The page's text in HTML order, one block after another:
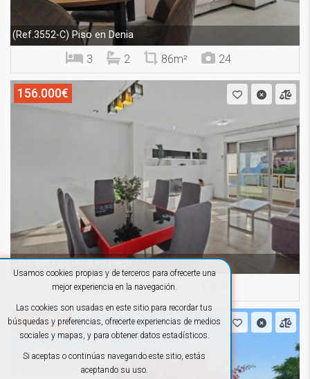
Usamos cookies propias y de terceros para ofrecerte una
mejor experiencia en la navegación.
Las cookies son usadas en este sitio para recordar tus
búsquedas y preferencias, ofrecerte experiencias de medios
sociales y mapas, y para obtener datos estadísticos.
Si aceptas o continúas navegando este sitio, estás
aceptando su uso.
(Ref.3552-C) Piso en Denia
3 2 86m² 24
156.000€
(Ref.3551-C)Piso en Pego
2 2 95m²
799.000€